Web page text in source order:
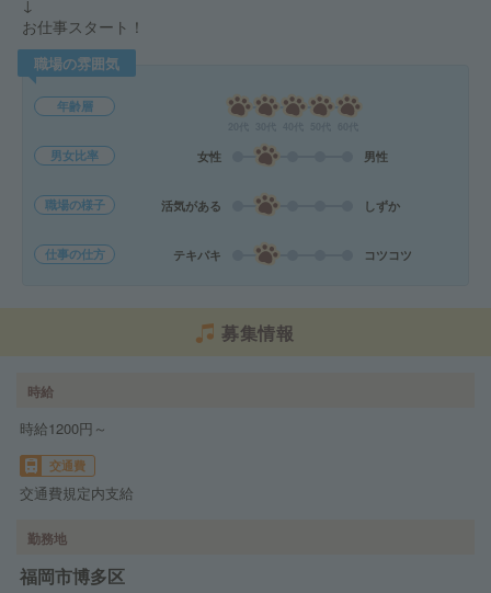
↓
お仕事スタート！
職場の雰囲気
年齢層
男女比率 女性 男性
職場の様子 活気がある しずか
仕事の仕方 テキパキ コツコツ
募集情報
時給
時給1200円～
交通費
交通費規定内支給
勤務地
福岡市博多区